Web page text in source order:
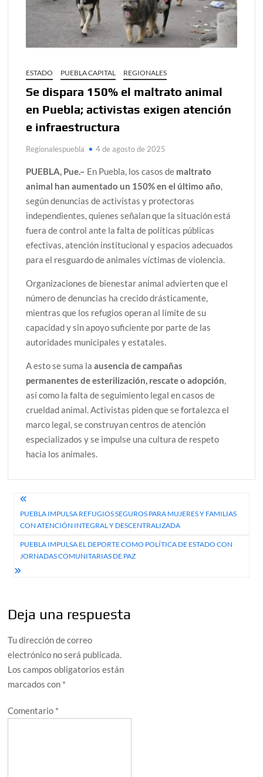
ESTADO PUEBLA CAPITAL REGIONALES
Se dispara 150% el maltrato animal
en Puebla; activistas exigen atención
e infraestructura
Regionalespuebla 4 de agosto de 2025
PUEBLA, Pue.– En Puebla, los casos de maltrato
animal han aumentado un 150% en el último año
según denuncias de activistas y protectoras
independientes, quienes señalan que la situación está
fuera de control ante la falta de políticas públicas
efectivas, atención institucional y espacios adecuados
para el resguardo de animales víctimas de violencia.
Organizaciones de bienestar animal advierten que el
número de denuncias ha crecido drásticamente,
mientras que los refugios operan al límite de su
capacidad y sin apoyo suficiente por parte de las
autoridades municipales y estatales.
A esto se suma laausencia de campañas
permanentes de esterilización, rescate o adopción
así como la falta de seguimiento legal en casos de
crueldad animal. Activistas piden que se fortalezca el
marco legal, se construyan centros de atención
especializados y se impulse una cultura de respeto
hacia los animales.
Navegación
de
entradas
PUEBLA IMPULSA REFUGIOS SEGUROS PARA MUJERES Y FAMILIAS
CON ATENCIÓN INTEGRAL Y DESCENTRALIZADA
PUEBLA IMPULSA EL DEPORTE COMO POLÍTICA DE ESTADO CON
JORNADAS COMUNITARIAS DE PAZ
Deja una respuesta
Tu dirección de correo
electrónico no será publicada.
Los campos obligatorios están
marcados con *
Comentario *